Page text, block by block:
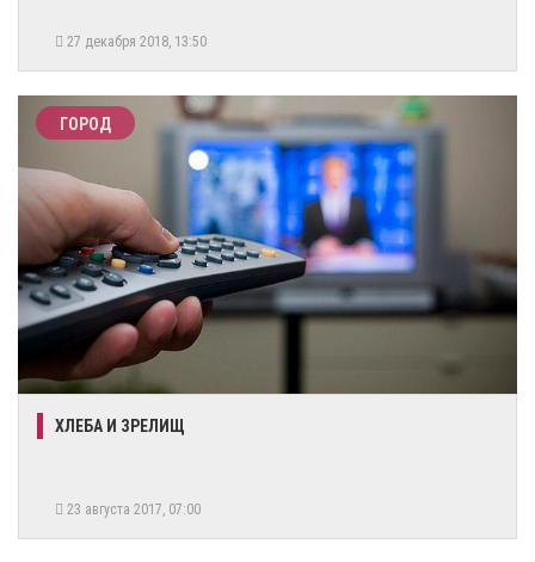
27 декабря 2018, 13:50
ГОРОД
ХЛЕБА И ЗРЕЛИЩ
23 августа 2017, 07:00